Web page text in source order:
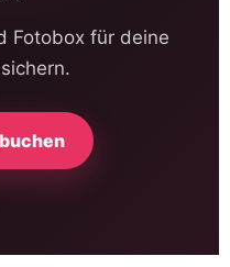
Fotobox für deine